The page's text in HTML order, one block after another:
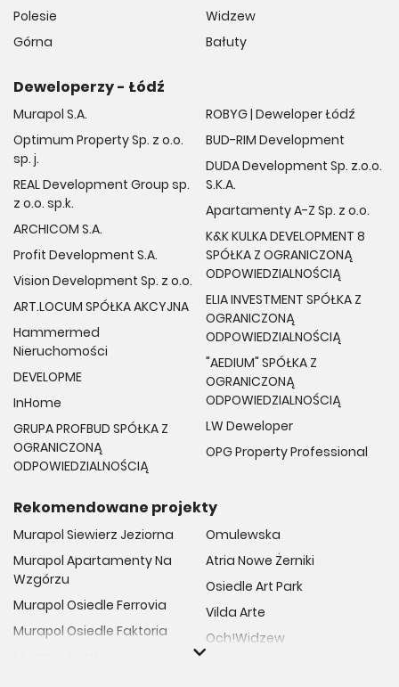
Polesie
Górna
Widzew
Bałuty
Deweloperzy - Łódź
Murapol S.A.
Optimum Property Sp. z o.o.
sp. j.
REAL Development Group sp.
z o.o. sp.k.
ARCHICOM S.A.
Profit Development S.A.
Vision Development Sp. z o.o.
ART.LOCUM SPÓŁKA AKCYJNA
Hammermed
Nieruchomości
DEVELOPME
InHome
GRUPA PROFBUD SPÓŁKA Z
OGRANICZONĄ
ODPOWIEDZIALNOŚCIĄ
ROBYG | Deweloper Łódź
BUD-RIM Development
DUDA Development Sp. z.o.o.
S.K.A.
Apartamenty A-Z Sp. z o.o.
K&K KULKA DEVELOPMENT 8
SPÓŁKA Z OGRANICZONĄ
ODPOWIEDZIALNOŚCIĄ
ELIA INVESTMENT SPÓŁKA Z
OGRANICZONĄ
ODPOWIEDZIALNOŚCIĄ
"AEDIUM" SPÓŁKA Z
OGRANICZONĄ
ODPOWIEDZIALNOŚCIĄ
LW Deweloper
OPG Property Professional
Rekomendowane projekty
Murapol Siewierz Jeziorna
Murapol Apartamenty Na
Wzgórzu
Murapol Osiedle Ferrovia
Murapol Osiedle Faktoria
Omulewska
Atria Nowe Żerniki
Osiedle Art Park
Vilda Arte
Och!Widzew